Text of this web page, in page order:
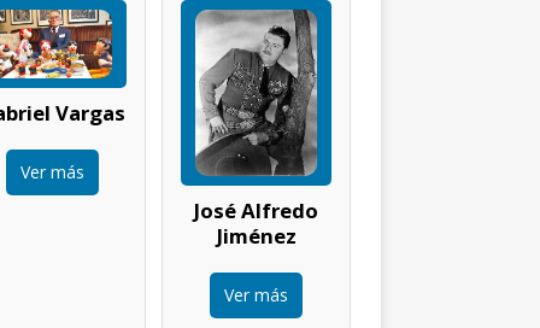
Vargas
Ver más
José Alfredo
Jiménez
Ver más